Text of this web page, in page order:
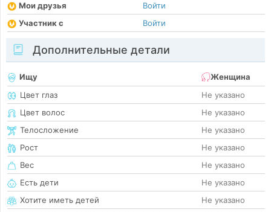
Мои друзья
Войти
Участник с
Войти
Дополнительные детали
Ищу
Женщина
Цвет глаз
Не указано
Цвет волос
Не указано
Телосложение
Не указано
Рост
Не указано
Вес
Не указано
Есть дети
Не указано
Хотите иметь детей
Не указано